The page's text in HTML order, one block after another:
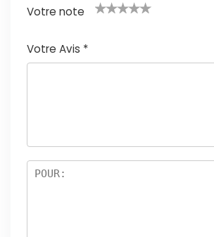
Votre note
t
5
s
5
Votre Avis *